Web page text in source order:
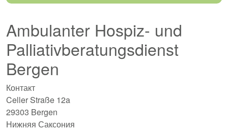
Ambulanter Hospiz- und
Palliativberatungsdienst
Bergen
Контакт
Celler Straße 12a
29303 Bergen
Нижняя Саксония